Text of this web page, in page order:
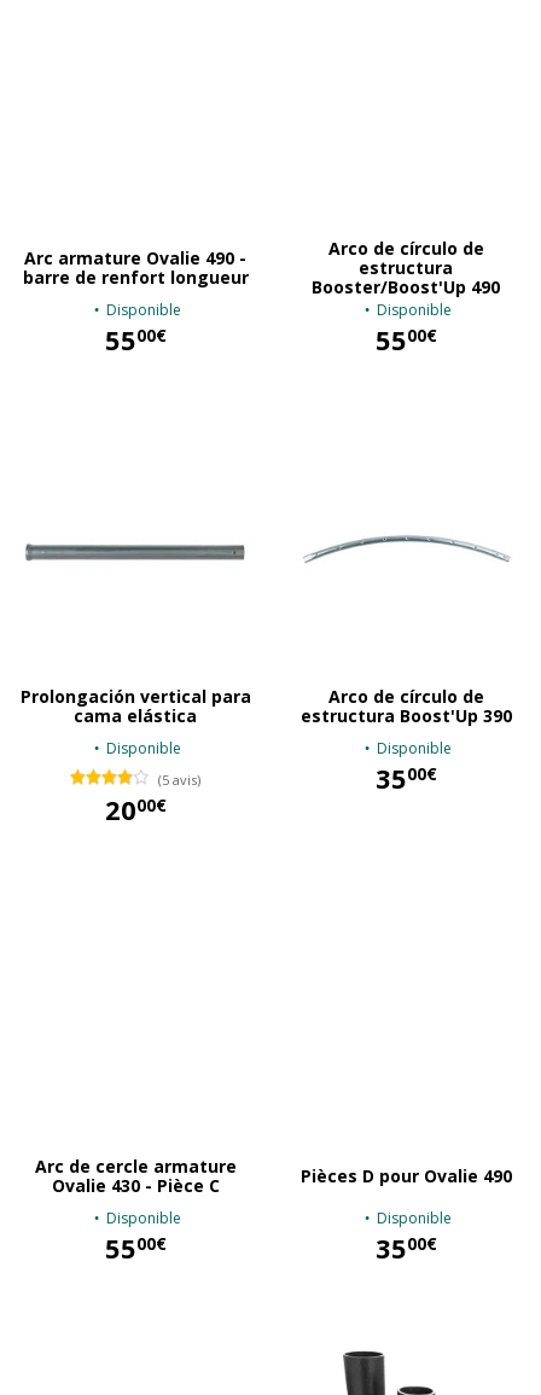
Arc armature Ovalie 490 -
barre de renfort longueur
Disponible
5500€
Arco de círculo de
estructura
Booster/Boost'Up 490
Disponible
5500€
Prolongación vertical para
cama elástica
Disponible
(5 avis)
2000€
Arco de círculo de
estructura Boost'Up 390
Disponible
3500€
Arc de cercle armature
Ovalie 430 - Pièce C
Disponible
5500€
Pièces D pour Ovalie 490
Disponible
3500€